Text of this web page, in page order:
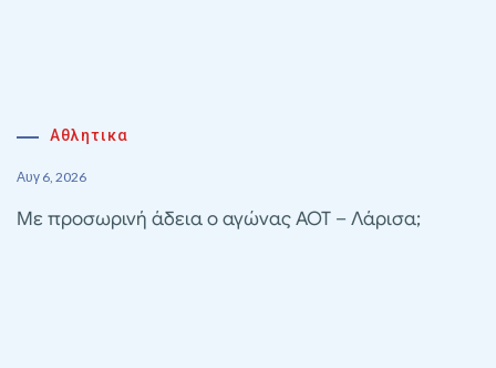
Αθλητικα
Αυγ 6, 2026
Με προσωρινή άδεια ο αγώνας ΑΟΤ – Λάρισα;